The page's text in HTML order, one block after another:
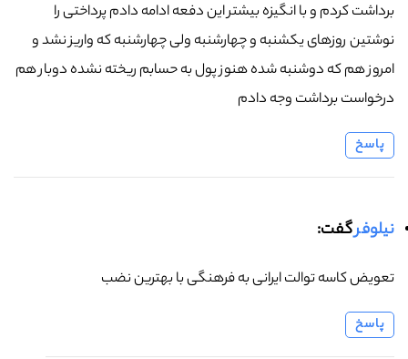
برداشت کردم و با انگیزه بیشتر این دفعه ادامه دادم پرداختی را
نوشتین روزهای یکشنبه و چهارشنبه ولی چهارشنبه که واریز نشد و
امروز هم که دوشنبه شده هنوز پول به حسابم ریخته نشده دوبار هم
درخواست برداشت وجه دادم
پاسخ
نیلوفرگفت:
تعویض کاسه توالت ایرانی به فرهنگی با بهترین نضب
پاسخ